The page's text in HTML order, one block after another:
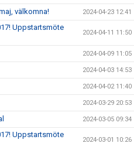
välkomna! 2024-04-23 12:41
Uppstartsmöte
2024-04-11 11:50
2024-04-09 11:05
2024-04-03 14:53
2024-04-02 11:40
2024-03-29 20:53
2024-03-05 09:34
Uppstartsmöte
2024-03-01 10:26